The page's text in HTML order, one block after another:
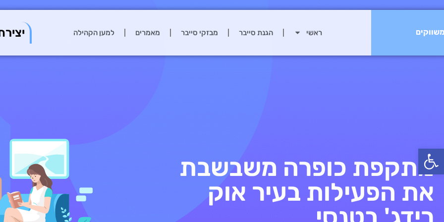
פתח סרגל נגישות
ראשי הגנת סייבר מבזקי סייבר מאמרים למען הקהילה
מתקפת כופרה משבשבת
את הפעילות בעיר אוק